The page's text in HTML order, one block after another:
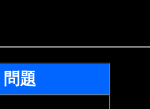
問題